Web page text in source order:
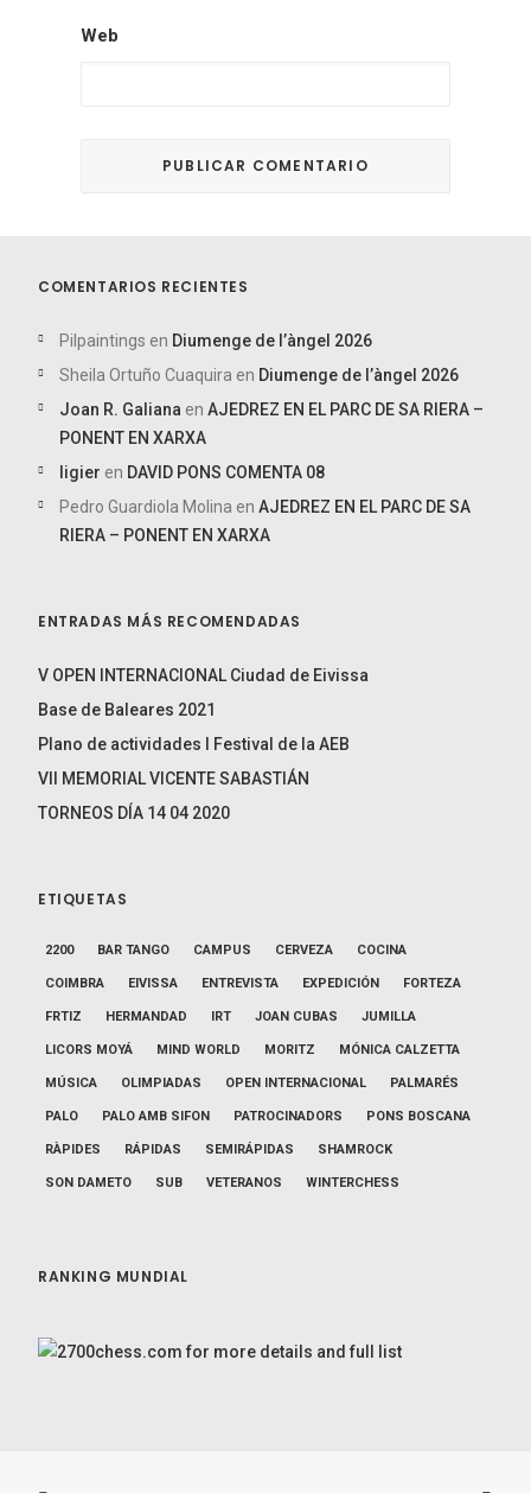
Web
COMENTARIOS RECIENTES
Pilpaintings en Diumenge de l’àngel 2026
Sheila Ortuño Cuaquira en Diumenge de l’àngel 2026
Joan R. Galiana en AJEDREZ EN EL PARC DE SA RIERA –
PONENT EN XARXA
ligier en DAVID PONS COMENTA 08
Pedro Guardiola Molina en AJEDREZ EN EL PARC DE SA
RIERA – PONENT EN XARXA
ENTRADAS MÁS RECOMENDADAS
V OPEN INTERNACIONAL Ciudad de Eivissa
Base de Baleares 2021
Plano de actividades I Festival de la AEB
VII MEMORIAL VICENTE SABASTIÁN
TORNEOS DÍA 14 04 2020
ETIQUETAS
2200 BAR TANGO CAMPUS CERVEZA COCINA
COIMBRA EIVISSA ENTREVISTA EXPEDICIÓN FORTEZA
FRTIZ HERMANDAD IRT JOAN CUBAS JUMILLA
LICORS MOYÁ MIND WORLD MORITZ MÓNICA CALZETTA
MÚSICA OLIMPIADAS OPEN INTERNACIONAL PALMARÉS
PALO PALO AMB SIFON PATROCINADORS PONS BOSCANA
RÀPIDES RÁPIDAS SEMIRÁPIDAS SHAMROCK
SON DAMETO SUB VETERANOS WINTERCHESS
RANKING MUNDIAL